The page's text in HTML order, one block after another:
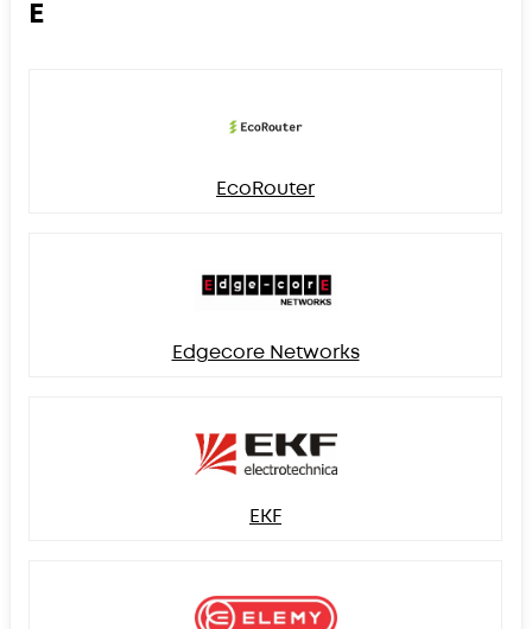
E
EcoRouter
Edgecore Networks
EKF